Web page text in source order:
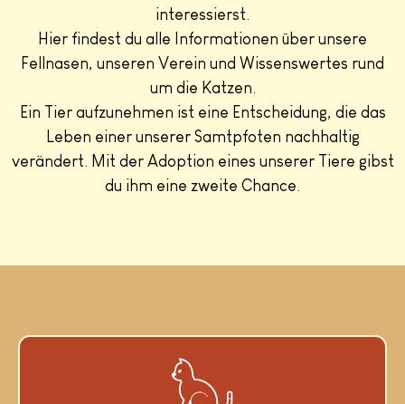
interessierst.
Hier findest du alle Informationen über unsere
Fellnasen, unseren Verein und Wissenswertes rund
um die Katzen.
Ein Tier aufzunehmen ist eine Entscheidung, die das
Leben einer unserer Samtpfoten nachhaltig
verändert. Mit der Adoption eines unserer Tiere gibst
du ihm eine zweite Chance.